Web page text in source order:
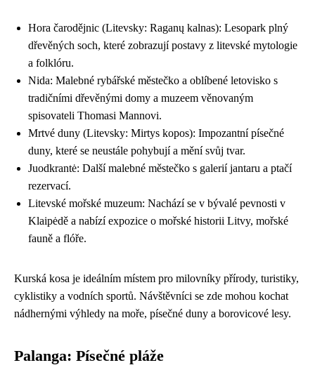
Hora čarodějnic (Litevsky: Raganų kalnas): Lesopark plný
dřevěných soch, které zobrazují postavy z litevské mytologie
a folklóru.
Nida: Malebné rybářské městečko a oblíbené letovisko s
tradičními dřevěnými domy a muzeem věnovaným
spisovateli Thomasi Mannovi.
Mrtvé duny (Litevsky: Mirtys kopos): Impozantní písečné
duny, které se neustále pohybují a mění svůj tvar.
Juodkrantė: Další malebné městečko s galerií jantaru a ptačí
rezervací.
Litevské mořské muzeum: Nachází se v bývalé pevnosti v
Klaipėdě a nabízí expozice o mořské historii Litvy, mořské
fauně a flóře.
Kurská kosa je ideálním místem pro milovníky přírody, turistiky,
cyklistiky a vodních sportů. Návštěvníci se zde mohou kochat
nádhernými výhledy na moře, písečné duny a borovicové lesy.
Palanga: Písečné pláže